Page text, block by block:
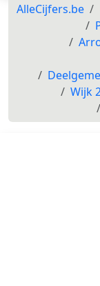
AlleCijfers.be
Wijk